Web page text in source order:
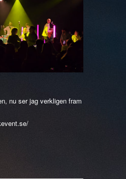
nu ser jag verkligen fram